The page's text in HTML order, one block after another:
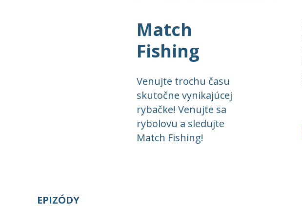
Match
Fishing
Venujte trochu času
skutočne vynikajúcej
rybačke! Venujte sa
rybolovu a sledujte
Match Fishing!
EPIZÓDY